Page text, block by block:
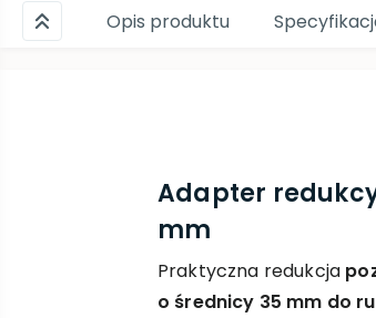
Opis produktu
Adapter
mm
Praktyczna redukcja
o średnicy 35 mm do